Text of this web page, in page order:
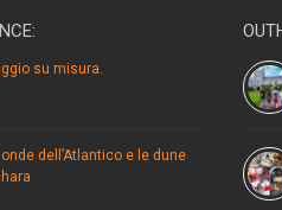
su misura.
dell’Atlantico e le dune